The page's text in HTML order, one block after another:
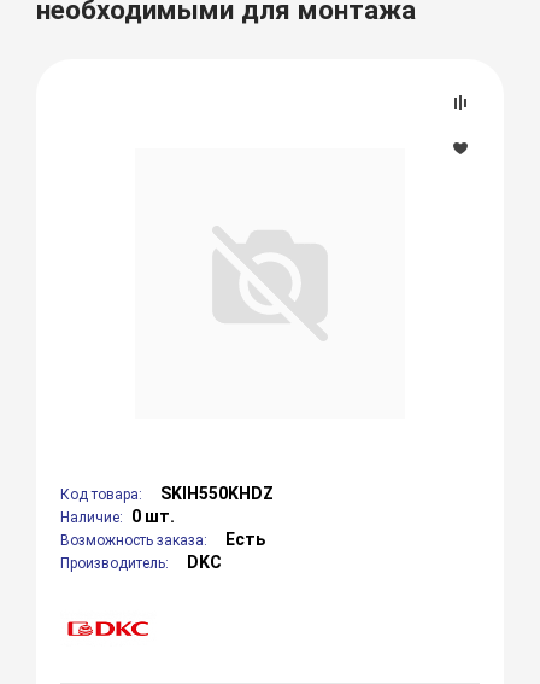
необходимыми для монтажа
Код товара: SKIH550KHDZ
Наличие: 0 шт.
Возможность заказа: Есть
Производитель: DKC